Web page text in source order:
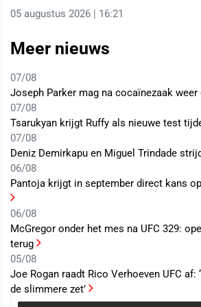
05 augustus 2026 | 16:21
Meer nieuws
07/08
Joseph Parker mag na cocaïnezaak weer
07/08
Tsarukyan krijgt Ruffy als nieuwe test
07/08
Deniz Demirkapu en Miguel Trindade
06/08
Pantoja krijgt in september direct kans
06/08
McGregor onder het mes na UFC 329:
terug
05/08
Joe Rogan raadt Rico Verhoeven UFC af:
de slimmere zet’